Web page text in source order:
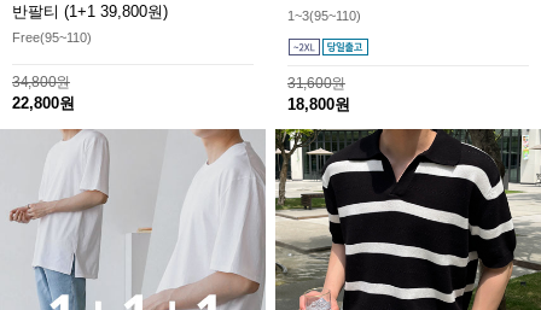
반팔티 (1+1 39,800원)
Free(95~110)
34,800원
22,800원
1~3(95~110)
31,600원
18,800원